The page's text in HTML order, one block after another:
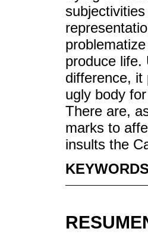
produce life.
difference, it
ugly body
There are,
marks to
insults the
KEYWORDS